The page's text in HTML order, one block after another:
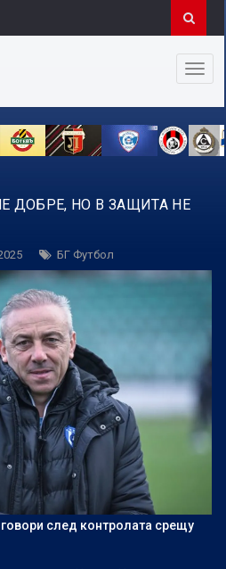
ДОБРЕ, НО В ЗАЩИТА НЕ
БГ Футбол
след контролата срещу